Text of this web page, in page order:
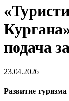
подача
23.04.2026
Развитие туризма